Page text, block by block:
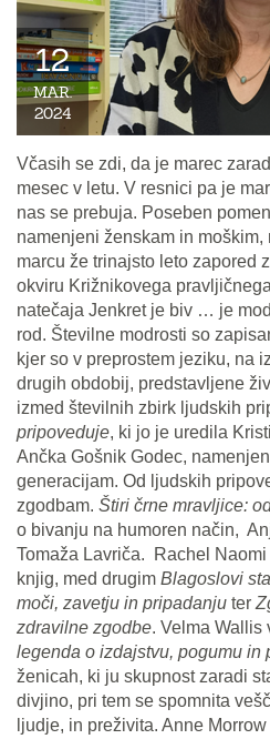
12
MAR.
2024
Včasih se zdi, da je marec
mesec v letu. V resnici pa je
nas se prebuja. Poseben
namenjeni ženskam in moškim,
marcu že trinajsto leto zapored
okviru Križnikovega
natečaja Jenkret je biv … je
rod. Številne modrosti so
kjer so v preprostem jeziku, na
drugih obdobij, predstavljene
izmed številnih zbirk ljudskih
pripoveduje, ki jo je uredila
Ančka Gošnik Godec,
generacijam. Od ljudskih
zgodbam. Štiri črne mravljice:
o bivanju na humoren način,
Tomaža Lavriča. Rachel
knjig, med drugim Blagoslovi
moči, zavetju in pripadanju ter
zdravilne zgodbe. Velma Wallis
legenda o izdajstvu, pogumu in
ženicah, ki ju skupnost zaradi
divjino, pri tem se spomnita
ljudje, in preživita. Anne